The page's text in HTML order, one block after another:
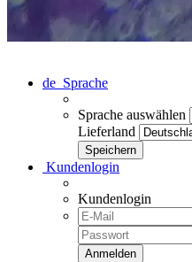
de Sprache
Sprache auswählen
Lieferland
Kundenlogin
Kundenlogin